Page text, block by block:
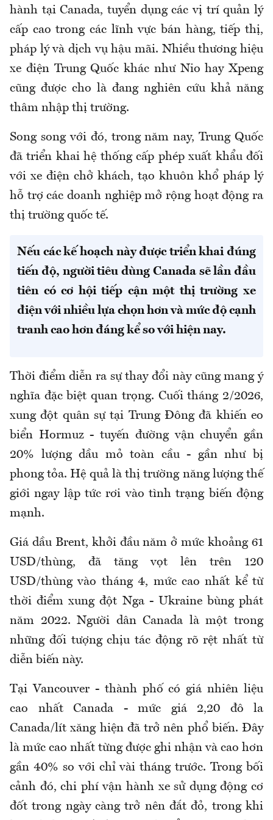
hành tại Canada, tuyển dụng các vị trí quản lý
cấp cao trong các lĩnh vực bán hàng, tiếp thị,
pháp lý và dịch vụ hậu mãi. Nhiều thương hiệu
xe điện Trung Quốc khác như Nio hay Xpeng
cũng được cho là đang nghiên cứu khả năng
thâm nhập thị trường.
Song song với đó, trong năm nay, Trung Quốc
đã triển khai hệ thống cấp phép xuất khẩu đối
với xe điện chở khách, tạo khuôn khổ pháp lý
hỗ trợ các doanh nghiệp mở rộng hoạt động ra
thị trường quốc tế.
Nếu các kế hoạch này được triển khai đúng
tiến độ, người tiêu dùng Canada sẽ lần đầu
tiên có cơ hội tiếp cận một thị trường xe
điện với nhiều lựa chọn hơn và mức độ cạnh
tranh cao hơn đáng kể so với hiện nay.
Thời điểm diễn ra sự thay đổi này cũng mang ý
nghĩa đặc biệt quan trọng. Cuối tháng 2/2026,
xung đột quân sự tại Trung Đông đã khiến eo
biển Hormuz - tuyến đường vận chuyển gần
20% lượng dầu mỏ toàn cầu - gần như bị
phong tỏa. Hệ quả là thị trường năng lượng thế
giới ngay lập tức rơi vào tình trạng biến động
mạnh.
Giá dầu Brent, khởi đầu năm ở mức khoảng 61
USD/thùng, đã tăng vọt lên trên 120
USD/thùng vào tháng 4, mức cao nhất kể từ
thời điểm xung đột Nga - Ukraine bùng phát
năm 2022. Người dân Canada là một trong
những đối tượng chịu tác động rõ rệt nhất từ
diễn biến này.
Tại Vancouver - thành phố có giá nhiên liệu
cao nhất Canada - mức giá 2,20 đô la
Canada/lít xăng hiện đã trở nên phổ biến. Đây
là mức cao nhất từng được ghi nhận và cao hơn
gần 40% so với chỉ vài tháng trước. Trong bối
cảnh đó, chi phí vận hành xe sử dụng động cơ
đốt trong ngày càng trở nên đắt đỏ, trong khi